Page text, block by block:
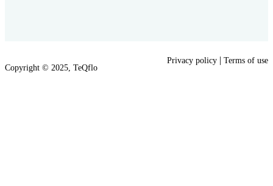
Copyright © 2025, TeQflo
Privacy policy | Terms of use